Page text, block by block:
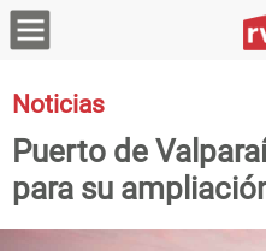
Noticias
Puerto de
para su